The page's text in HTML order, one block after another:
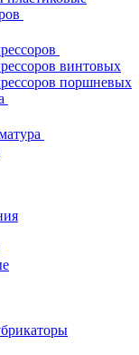
винтовых
поршневых